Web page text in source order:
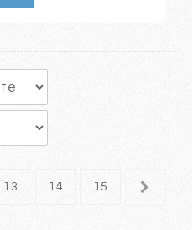
13 14 15 16